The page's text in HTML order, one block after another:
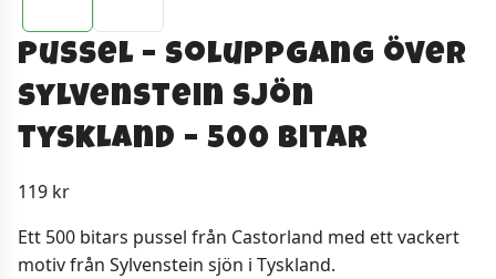
Pussel – soluppgang över
sylvenstein sjön
tyskland – 500 bitar
119 kr
Ett 500 bitars pussel från Castorland med ett vackert
motiv från Sylvenstein sjön i Tyskland.